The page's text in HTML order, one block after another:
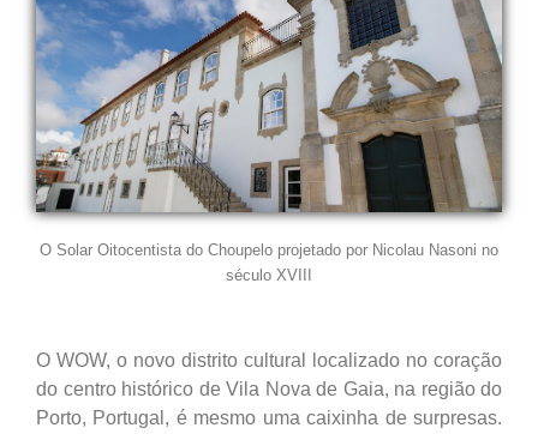
O Solar Oitocentista do Choupelo projetado por Nicolau Nasoni no
século XVIII
O WOW, o novo distrito cultural localizado no coração
do centro histórico de Vila Nova de Gaia, na região do
Porto, Portugal, é mesmo uma caixinha de surpresas.